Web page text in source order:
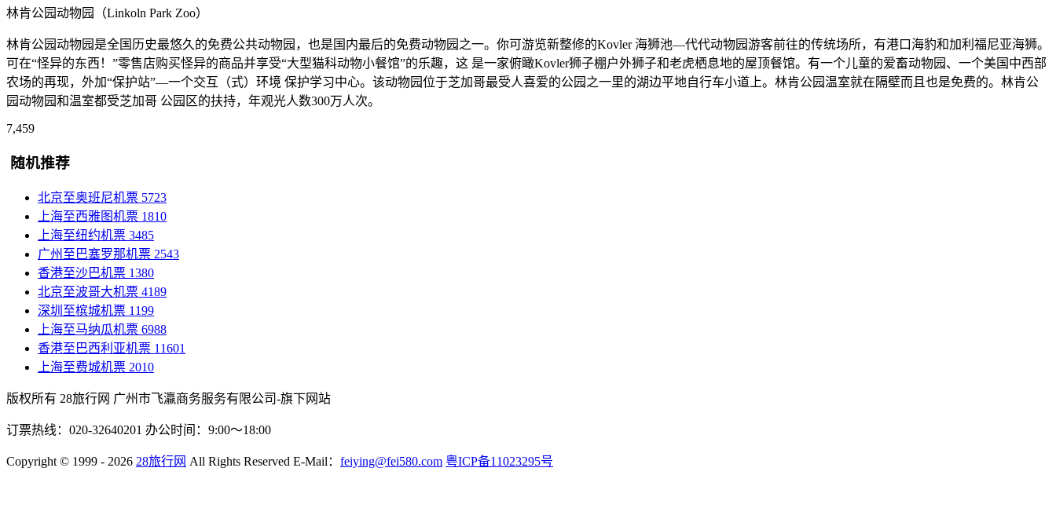
林肯公园动物园（Linkoln Park Zoo）
林肯公园动物园是全国历史最悠久的免费公共动物园，也是国内最后的免费动物园之一。你可游览新整修的Kovler 海狮池―代代动物园游客前往的传统场所，有港口海豹和加利福尼亚海狮。
可在“怪异的东西！”零售店购买怪异的商品并享受“大型猫科动物小餐馆”的乐趣，这 是一家俯瞰Kovler狮子棚户外狮子和老虎栖息地的屋顶餐馆。有一个儿童的爱畜动物园、一个美国中西部
农场的再现，外加“保护站”―一个交互（式）环境 保护学习中心。该动物园位于芝加哥最受人喜爱的公园之一里的湖边平地自行车小道上。林肯公园温室就在隔壁而且也是免费的。林肯公
园动物园和温室都受芝加哥 公园区的扶持，年观光人数300万人次。
7,459
随机推荐
北京至奥班尼机票 5723
上海至西雅图机票 1810
上海至纽约机票 3485
广州至巴塞罗那机票 2543
香港至沙巴机票 1380
北京至波哥大机票 4189
深圳至槟城机票 1199
上海至马纳瓜机票 6988
香港至巴西利亚机票 11601
上海至费城机票 2010
版权所有 28旅行网 广州市飞瀛商务服务有限公司-旗下网站
订票热线：020-32640201 办公时间：9:00～18:00
Copyright © 1999 - 2026 28旅行网 All Rights Reserved E-Mail： feiying@fei580.com 粤ICP备11023295号